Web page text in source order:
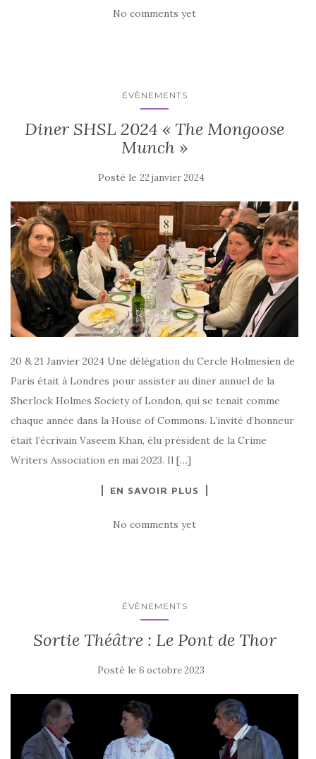
No comments yet
ÉVÈNEMENTS
Diner SHSL 2024 « The Mongoose
Munch »
Posté le 22 janvier 2024
20 & 21 Janvier 2024 Une délégation du Cercle Holmesien de
Paris était à Londres pour assister au diner annuel de la
Sherlock Holmes Society of London, qui se tenait comme
chaque année dans la House of Commons. L’invité d’honneur
était l’écrivain Vaseem Khan, élu président de la Crime
Writers Association en mai 2023. Il […]
EN SAVOIR PLUS
No comments yet
ÉVÈNEMENTS
Sortie Théâtre : Le Pont de Thor
Posté le 6 octobre 2023